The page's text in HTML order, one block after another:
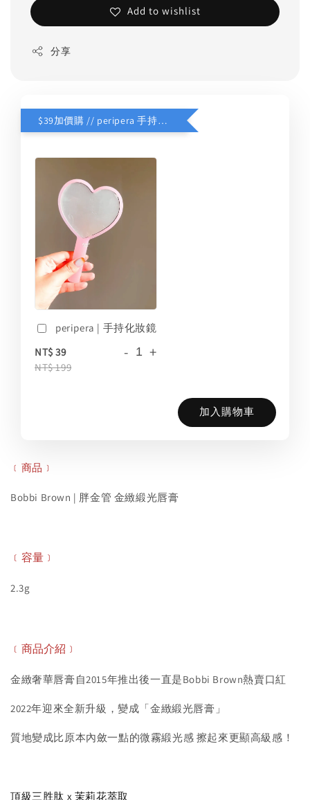
Add to wishlist
分享
$39加價購 // peripera 手持化妝鏡
peripera | 手持化妝鏡
NT$ 39
NT$ 199
- +
加入購物車
﹝商品﹞
Bobbi Brown | 胖金管 金緻緞光唇膏
﹝容量﹞
2.3g
﹝商品介紹﹞
金緻奢華唇膏自2015年推出後一直是Bobbi Brown熱賣口紅
2022年迎來全新升級，變成「金緻緞光唇膏」
質地變成比原本內斂一點的微霧緞光感 擦起來更顯高級感！
頂級三胜肽 x 茉莉花萃取